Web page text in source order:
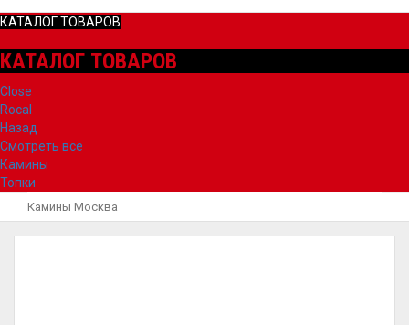
КАТАЛОГ ТОВАРОВ
КАТАЛОГ ТОВАРОВ
Close
Rocal
Назад
Смотреть все
Камины
Топки
Камины Москва